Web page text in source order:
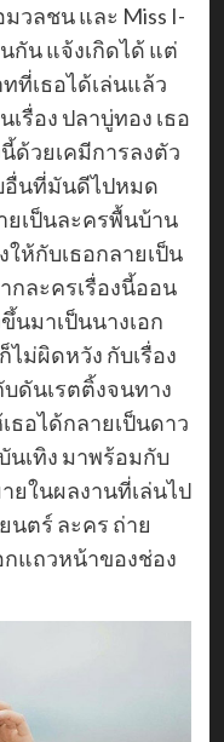
วลชน และ Miss I-
กัน แจ้งเกิดได้ แต่
ที่เธอได้เล่นแล้ว
รื่อง ปลาบู่ทอง เธอ
นี้ด้วยเคมีการลงตัว
อื่นที่มันดีไปหมด
ยเป็นละครพื้นบ้าน
ห้กับเธอกลายเป็น
กละครเรื่องนี้ออน
นมาเป็นนางเอก
ม่ผิดหวัง กับเรื่อง
ดันเรตติ้งจนทาง
ธอได้กลายเป็นดาว
นเทิง มาพร้อมกับ
ยในผลงานที่เล่นไป
ตร์ ละคร ถ่าย
แถวหน้าของช่อง